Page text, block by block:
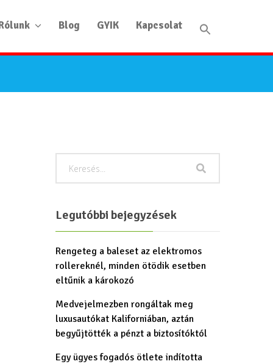
Blog GYIK Kapcsolat
Legutóbbi bejegyzések
Rengeteg a baleset az elektromos
rollereknél, minden ötödik esetben
eltűnik a károkozó
Medvejelmezben rongáltak meg
luxusautókat Kaliforniában, aztán
begyűjtötték a pénzt a biztosítóktól
Egy ügyes fogadós ötlete indította